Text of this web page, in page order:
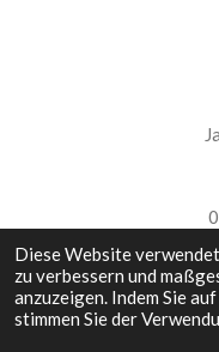
Diese Website
zu verbessern und
anzuzeigen. Indem Sie
stimmen Sie der